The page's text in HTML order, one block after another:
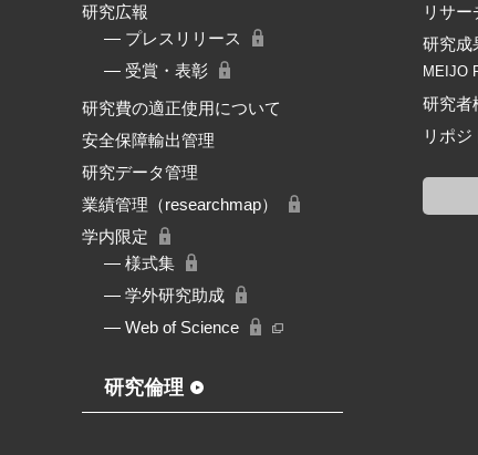
研究広報
― プレスリリース
― 受賞・表彰
研究費の適正使用について
安全保障輸出管理
研究データ管理
業績管理（researchmap）
学内限定
― 様式集
― 学外研究助成
― Web of Science
研究倫理
リサー
研究成
MEIJO
研究者
リポ